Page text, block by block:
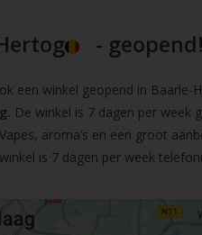
-
winkel geopend in Baarle-
De winkel is 7 dagen per week
aroma’s en een groot
is 7 dagen per week